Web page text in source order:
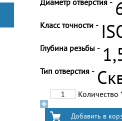
Диаметр отверстия -
Класс точности -
Глубина резьбы -
Тип отверстия -
Количество